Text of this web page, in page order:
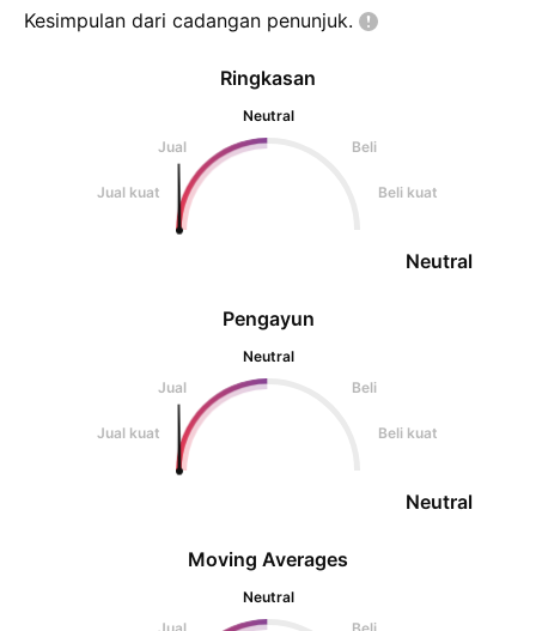
Kesimpulan dari cadangan penunjuk.
Pengayun
Neutral
Jual
Beli
Jual kuat Beli kuat
Neutral
Ringkasan
Neutral
Jual
Beli
Jual kuat Beli kuat
Neutral
Moving Averages
Neutral